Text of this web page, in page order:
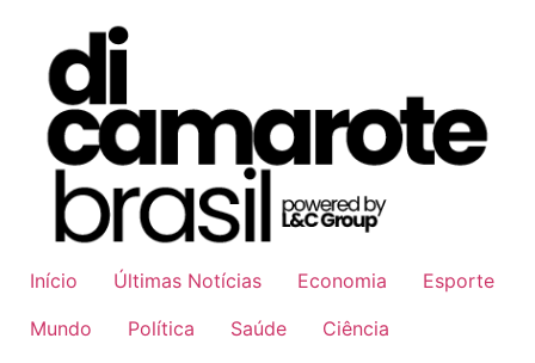
conteúdo
Início Últimas Notícias Economia
Esporte
Mundo
Política Saúde
Ciência